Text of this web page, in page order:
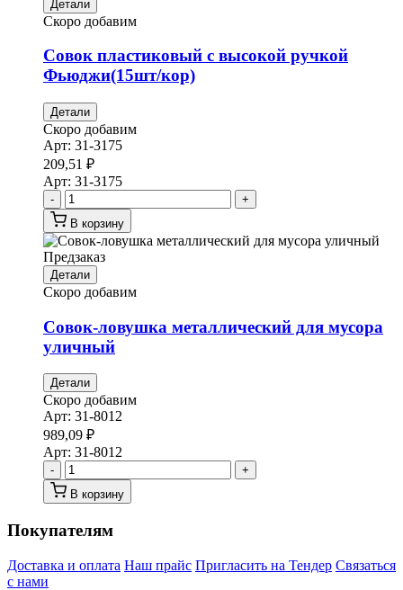
Детали
Скоро добавим
Совок пластиковый с высокой ручкой
Фьюджи(15шт/кор)
Детали
Скоро добавим
Арт: 31-3175
209,51 ₽
Арт: 31-3175
-
+
В корзину
Предзаказ
Детали
Скоро добавим
Совок-ловушка металлический для мусора
уличный
Детали
Скоро добавим
Арт: 31-8012
989,09 ₽
Арт: 31-8012
-
+
В корзину
Покупателям
Доставка и оплата Наш прайс Пригласить на Тендер Связаться
с нами